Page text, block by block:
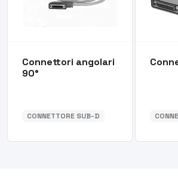
Connettori angolari
90°
CONNETTORE SUB-D